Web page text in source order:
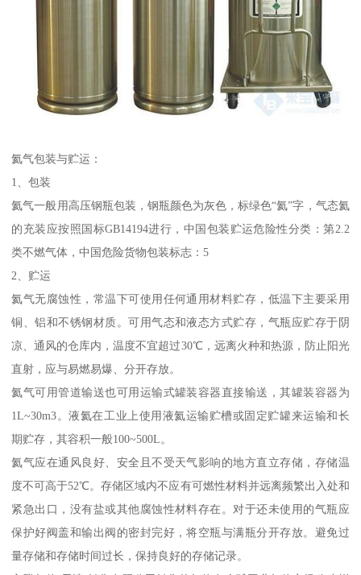
氦气包装与贮运：
1、包装
氦气一般用高压钢瓶包装，钢瓶颜色为灰色，标绿色“氦”字，气态氦
的充装应按照国标GB14194进行，中国包装贮运危险性分类：第2.2
类不燃气体，中国危险货物包装标志：5
2、贮运
氦气无腐蚀性，常温下可使用任何通用材料贮存，低温下主要采用
铜、铝和不锈钢材质。可用气态和液态方式贮存，气瓶应贮存于阴
凉、通风的仓库内，温度不宜超过30℃，远离火种和热源，防止阳光
直射，应与易燃易爆、分开存放。
氦气可用管道输送也可用运输式罐装容器直接输送，其罐装容器为
1L~30m3。液氦在工业上使用液氦运输贮槽或固定贮罐来运输和长
期贮存，其容积一般100~500L。
氦气应在通风良好、安全且不受天气影响的地方直立存储，存储温
度不可高于52℃。存储区域内不应有可燃性材料并远离频繁出入处和
紧急出口，没有盐或其他腐蚀性材料存在。对于还未使用的气瓶应
保护好阀盖和输出阀的密封完好，将空瓶与满瓶分开存放。避免过
量存储和存储时间过长，保持良好的存储记录。